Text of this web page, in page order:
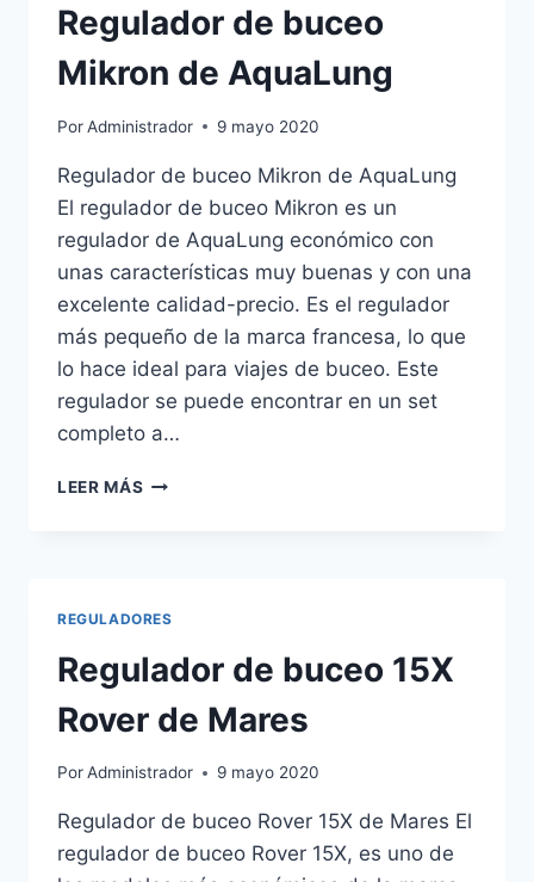
Regulador de buceo
Mikron de AquaLung
PorAdministrador 9 mayo 2020
Regulador de buceo Mikron de AquaLung
El regulador de buceo Mikron es un
regulador de AquaLung económico con
unas características muy buenas y con una
excelente calidad-precio. Es el regulador
más pequeño de la marca francesa, lo que
lo hace ideal para viajes de buceo. Este
regulador se puede encontrar en un set
completo a…
LEER MÁS REGULADOR
REGULADORES
Regulador de buceo 15X
Rover de Mares
PorAdministrador 9 mayo 2020
Regulador de buceo Rover 15X de Mares El
regulador de buceo Rover 15X, es uno de